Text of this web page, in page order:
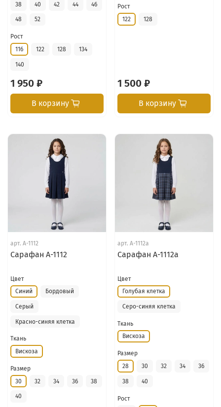
38 40 42 44 46
48 52
Рост
116
122 128 134
140
1 950 ₽
В корзину
Рост
122
128
1 500 ₽
В корзину
арт. А-1112
Сарафан А-1112
Цвет
Синий
Бордовый
Серый
Красно-синяя клетка
Ткань
Вискоза
Размер
30
32 34 36 38
40
арт. А-1112а
Сарафан А-1112а
Цвет
Голубая клетка
Серо-синяя клетка
Ткань
Вискоза
Размер
28
30 32 34 36
38 40
Рост